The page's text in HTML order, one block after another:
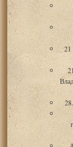
21